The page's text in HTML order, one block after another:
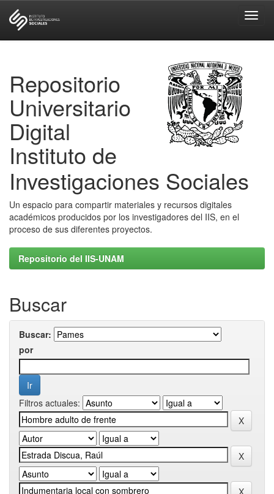
Repositorio
Universitario
Digital
Instituto de
Investigaciones Sociales
Un espacio para compartir materiales y recursos digitales
académicos producidos por los investigadores del IIS, en el
proceso de sus diferentes proyectos.
Repositorio del IIS-UNAM
Buscar
Buscar:
por
Filtros actuales: